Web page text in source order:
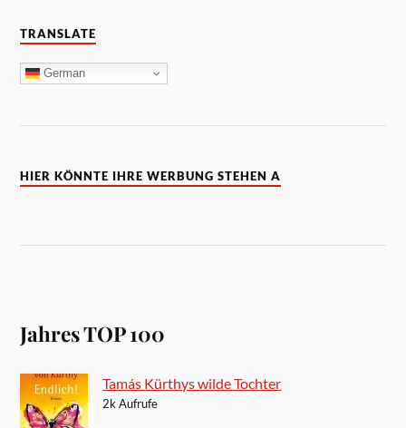
TRANSLATE
German
HIER KÖNNTE IHRE WERBUNG STEHEN A
Jahres TOP 100
Tamás Kürthys wilde Tochter
2k Aufrufe